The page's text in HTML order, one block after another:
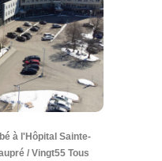
à l'Hôpital Sainte-
/ Vingt55 Tous